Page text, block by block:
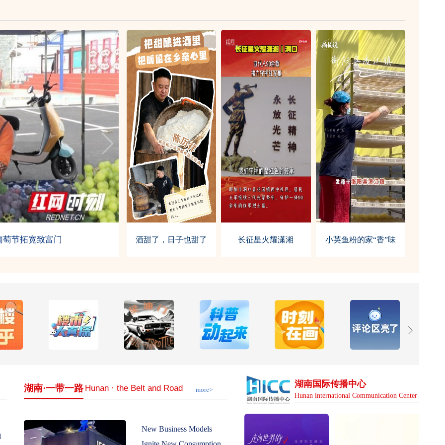
暖通“娘子军”领军人 岳阳烧烤学院湖南运营中心在长沙揭牌成立
酒甜了，日子也甜了 长征星火耀潇湘 小英鱼粉的家“香”味
湖南·一带一路 Hunan · the Belt and Road more>
New Business Models
湖南国际传播中心
Hunan international Communication Center